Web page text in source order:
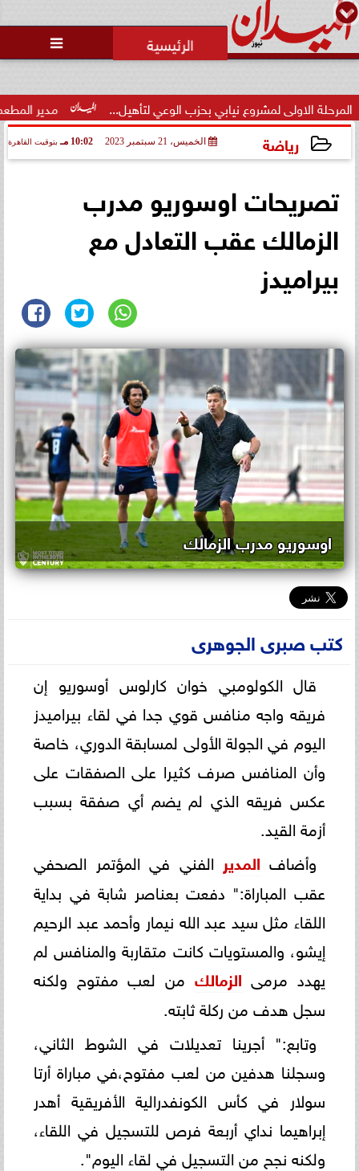

مدير المطعم عن واقعة منع سيدة بحزب الوعي لتأهيل...
رياضة الخميس، 21 سبتمبر 2023 10:02 مـ بتوقيت القاهرة
تصريحات اوسوريو مدرب
الزمالك عقب التعادل مع
بيراميدز
اوسوريو مدرب الزمالك
كتب صبرى الجوهرى
قال الكولومبي خوان كارلوس أوسوريو إن
فريقه واجه منافس قوي جدا في لقاء بيراميدز
اليوم في الجولة الأولى لمسابقة الدوري، خاصة
وأن المنافس صرف كثيرا على الصفقات على
عكس فريقه الذي لم يضم أي صفقة بسبب
أزمة القيد.
وأضاف المدير الفني في المؤتمر الصحفي
عقب المباراة:" دفعت بعناصر شابة في بداية
اللقاء مثل سيد عبد الله نيمار وأحمد عبد الرحيم
إيشو، والمستويات كانت متقاربة والمنافس لم
يهدد مرمى الزمالك من لعب مفتوح ولكنه
سجل هدف من ركلة ثابته.
وتابع:" أجرينا تعديلات في الشوط الثاني،
وسجلنا هدفين من لعب مفتوح،في مباراة أرتا
سولار في كأس الكونفدرالية الأفريقية أهدر
إبراهيما نداي أربعة فرص للتسجيل في اللقاء،
ولكنه نجح من التسجيل في لقاء اليوم".
وزارة الداخلية تفتح باب التقديم
لحج القرعة 2027.. اعرف الشروط